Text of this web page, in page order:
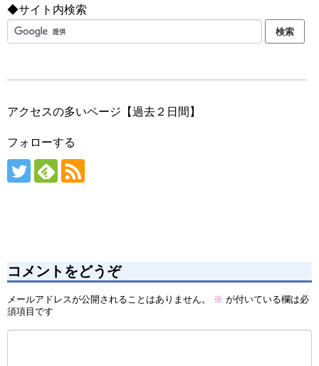
◆サイト内検索
アクセスの多いページ【過去２日間】
フォローする
コメントをどうぞ
メールアドレスが公開されることはありません。 ※ が付いている欄は必
須項目です